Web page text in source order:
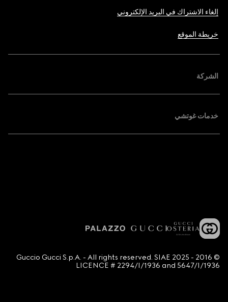
إلغاء الاشتراك في البريد الإلكتروني
خريطة الموقع
الشركة
خدمات غوتشي
© 2016 - 2025 Guccio Gucci S.p.A. - All rights reserved. SIAE
LICENCE # 2294/I/1936 and 5647/I/1936